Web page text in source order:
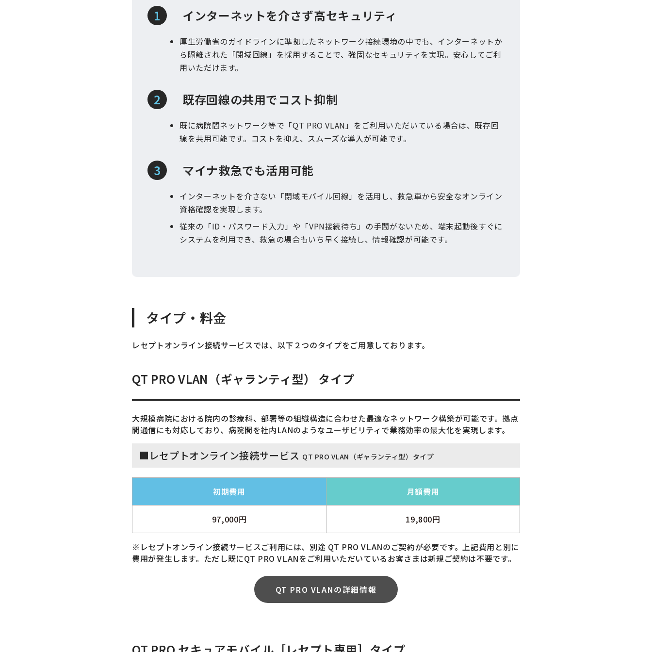
インターネットを介さず高セキュリティ
厚生労働省のガイドラインに準拠したネットワーク接続環境の中でも、インターネットか
ら隔離された「閉域回線」を採用することで、強固なセキュリティを実現。安心してご利
用いただけます。
既存回線の共用でコスト抑制
既に病院間ネットワーク等で「QT PRO VLAN」をご利用いただいている場合は、既存回
線を共用可能です。コストを抑え、スムーズな導入が可能です。
マイナ救急でも活用可能
インターネットを介さない「閉域モバイル回線」を活用し、救急車から安全なオンライン
資格確認を実現します。
従来の「ID・パスワード入力」や「VPN接続待ち」の手間がないため、端末起動後すぐに
システムを利用でき、救急の場合もいち早く接続し、情報確認が可能です。
タイプ・料金
レセプトオンライン接続サービスでは、以下２つのタイプをご用意しております。
QT PRO VLAN（ギャランティ型） タイプ
大規模病院における院内の診療科、部署等の組織構造に合わせた最適なネットワーク構築が可能です。拠点
間通信にも対応しており、病院間を社内LANのようなユーザビリティで業務効率の最大化を実現します。
■レセプトオンライン接続サービス QT PRO VLAN（ギャランティ型）タイプ
初期費用 月額費用
97,000円 19,800円
※レセプトオンライン接続サービスご利用には、別途 QT PRO VLANのご契約が必要です。上記費用と別に
費用が発生します。ただし既にQT PRO VLANをご利用いただいているお客さまは新規ご契約は不要です。
QT PRO VLANの詳細情報